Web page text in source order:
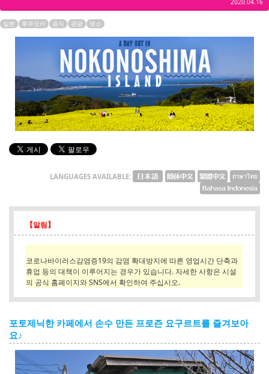
English
ภาษาไทย
tiéng Viêt
Bahasa Indonesia
일본 후쿠오카 음식 관광 명소
LANGUAGES AVAILABLE:
【알림】
코로나바이러스감염증19의 감염 확대방지에 따른 영업시간 단축과
휴업 등의 대책이 이루어지는 경우가 있습니다. 자세한 사항은 시설
의 공식 홈페이지와 SNS에서 확인하여 주십시오.
포토제닉한 카페에서 손수 만든 프로즌 요구르트를 즐겨보아
요♪